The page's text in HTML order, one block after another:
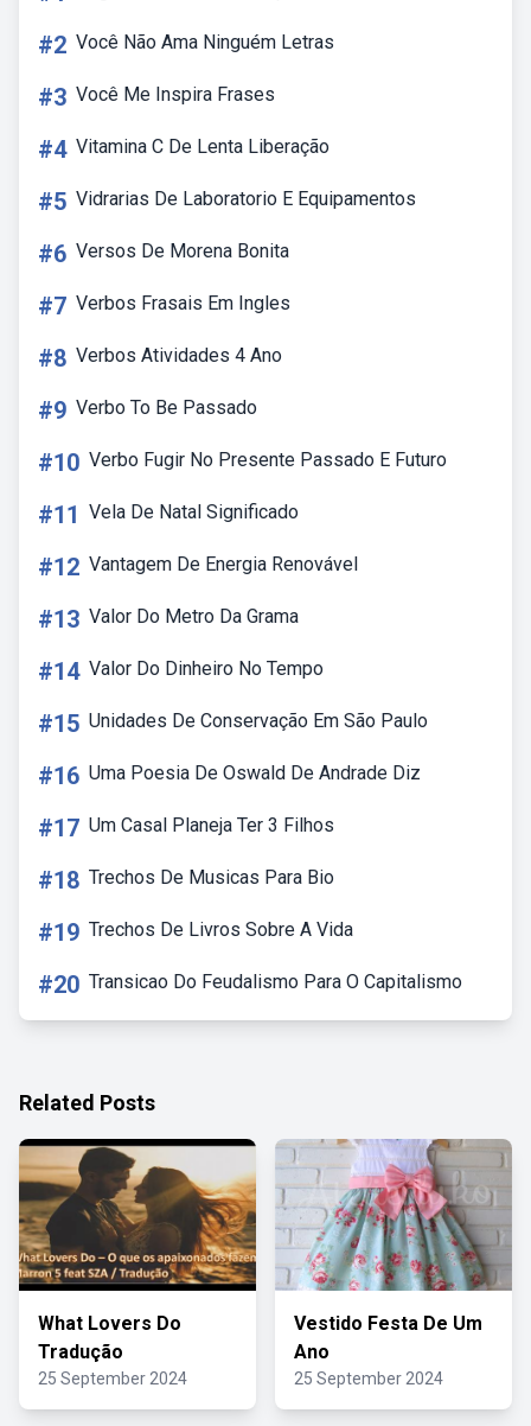
#2 Você Não Ama Ninguém Letras
#3 Você Me Inspira Frases
#4 Vitamina C De Lenta Liberação
#5 Vidrarias De Laboratorio E Equipamentos
#6 Versos De Morena Bonita
#7 Verbos Frasais Em Ingles
#8 Verbos Atividades 4 Ano
#9 Verbo To Be Passado
#10 Verbo Fugir No Presente Passado E Futuro
#11 Vela De Natal Significado
#12 Vantagem De Energia Renovável
#13 Valor Do Metro Da Grama
#14 Valor Do Dinheiro No Tempo
#15 Unidades De Conservação Em São Paulo
#16 Uma Poesia De Oswald De Andrade Diz
#17 Um Casal Planeja Ter 3 Filhos
#18 Trechos De Musicas Para Bio
#19 Trechos De Livros Sobre A Vida
#20 Transicao Do Feudalismo Para O Capitalismo
Related Posts
What Lovers Do
Tradução
25 September 2024
Vestido Festa De Um
Ano
25 September 2024